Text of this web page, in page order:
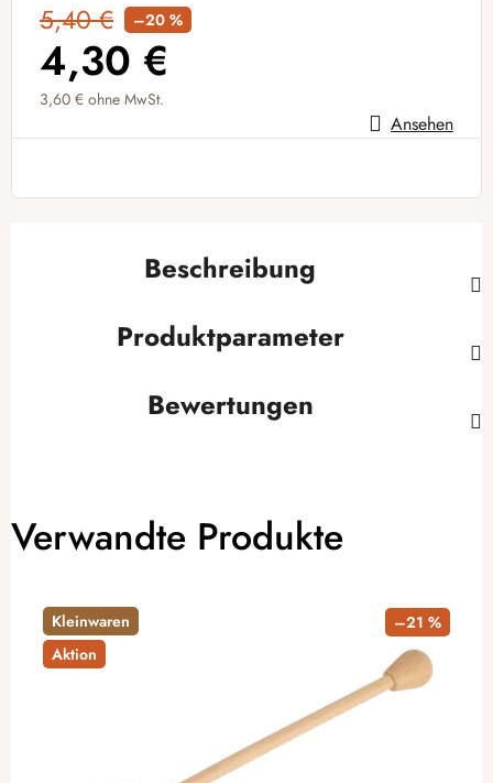
5,40 € –20 %
4,30 €
3,60 € ohne MwSt.
Verkaufspreis: Ansehen
Beschreibung
Produktparameter
Bewertungen
Verwandte Produkte
Kleinwaren
Aktion
–21 %